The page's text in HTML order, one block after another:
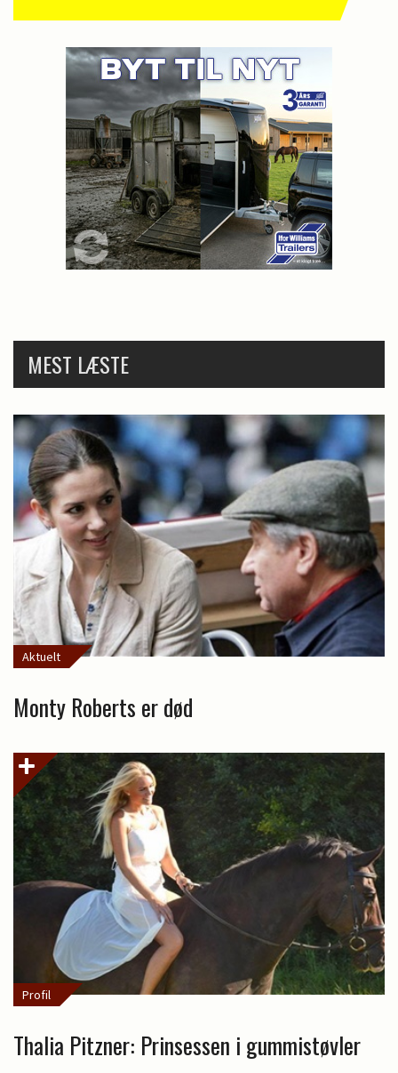
MEST LÆSTE
Aktuelt
Monty Roberts er død
Profil
Thalia Pitzner: Prinsessen i gummistøvler